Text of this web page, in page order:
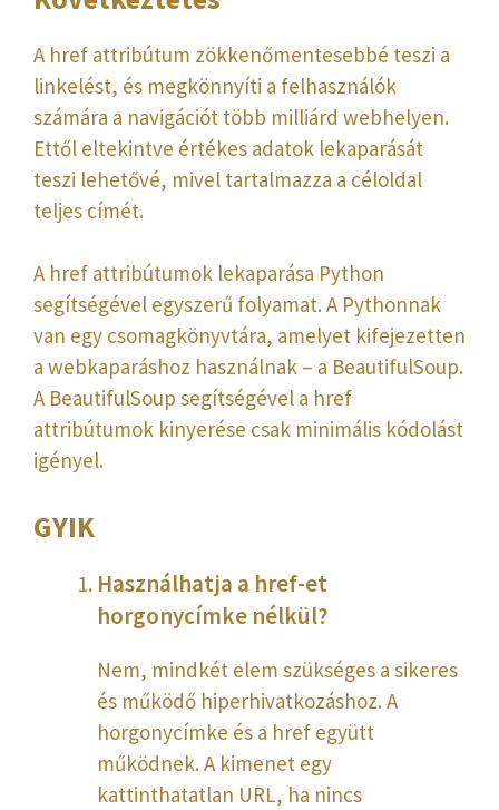
A href attribútum zökkenőmentesebbé teszi a
linkelést, és megkönnyíti a felhasználók
számára a navigációt több milliárd webhelyen.
Ettől eltekintve értékes adatok lekaparását
teszi lehetővé, mivel tartalmazza a céloldal
teljes címét.
A href attribútumok lekaparása Python
segítségével egyszerű folyamat. A Pythonnak
van egy csomagkönyvtára, amelyet kifejezetten
a webkaparáshoz használnak – a BeautifulSoup.
A BeautifulSoup segítségével a href
attribútumok kinyerése csak minimális kódolást
igényel.
GYIK
Használhatja a href-et
horgonycímke nélkül?
Nem, mindkét elem szükséges a sikeres
és működő hiperhivatkozáshoz. A
horgonycímke és a href együtt
működnek. A kimenet egy
kattinthatatlan URL, ha nincs